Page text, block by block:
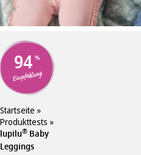
94
Empfehlung
Startseite »
Produkttests »
lupilu® Baby
Leggings